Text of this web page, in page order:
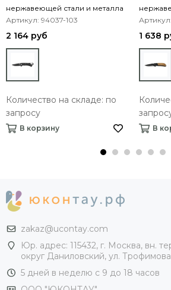
нержавеющей стали и металла
Артикул: 94037-103
2 164 руб
Количество на складе: по
запросу
В корзину
1 638
В
zakaz@ucontay.com
Юр. адрес: 115432, г. Москва, вн.
округ Даниловский, ул.
5 дней в неделю с 9 до 18 часов